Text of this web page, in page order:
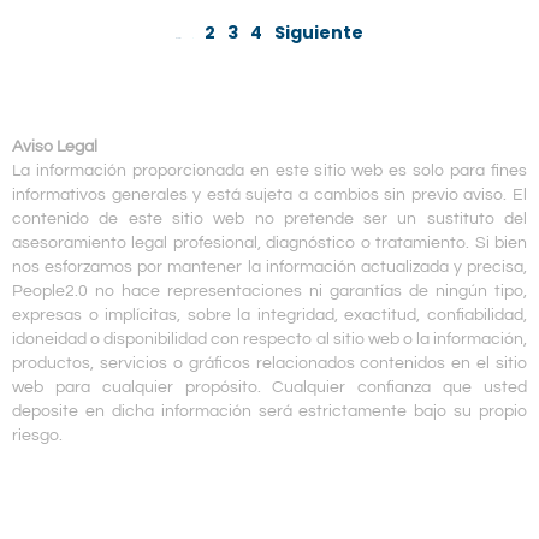
2 3 4 Siguiente
Aviso Legal
La información proporcionada en este sitio web es solo para fines
informativos generales y está sujeta a cambios sin previo aviso. El
contenido de este sitio web no pretende ser un sustituto del
asesoramiento legal profesional, diagnóstico o tratamiento. Si bien
nos esforzamos por mantener la información actualizada y precisa,
People2.0 no hace representaciones ni garantías de ningún tipo,
expresas o implícitas, sobre la integridad, exactitud, confiabilidad,
idoneidad o disponibilidad con respecto al sitio web o la información,
productos, servicios o gráficos relacionados contenidos en el sitio
web para cualquier propósito. Cualquier confianza que usted
deposite en dicha información será estrictamente bajo su propio
riesgo.